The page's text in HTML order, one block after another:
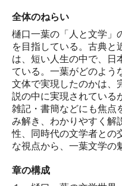
全体のねらい
樋口一葉の「人と文学」
を目指している。古典と
は、短い人生の中で、日
ている。一葉がどのよう
文体で実現したのかは、
説の中に実現されている
雑記・書簡などにも焦点
み解き、わかりやすく解
性、同時代の文学者との
な視点から、一葉文学の
章の構成